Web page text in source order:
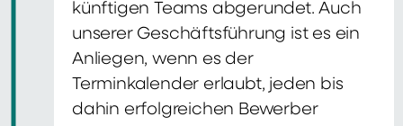
künftigen Teams abgerundet. Auch
unserer Geschäftsführung ist es ein
Anliegen, wenn es der
Terminkalender erlaubt, jeden bis
dahin erfolgreichen Bewerber